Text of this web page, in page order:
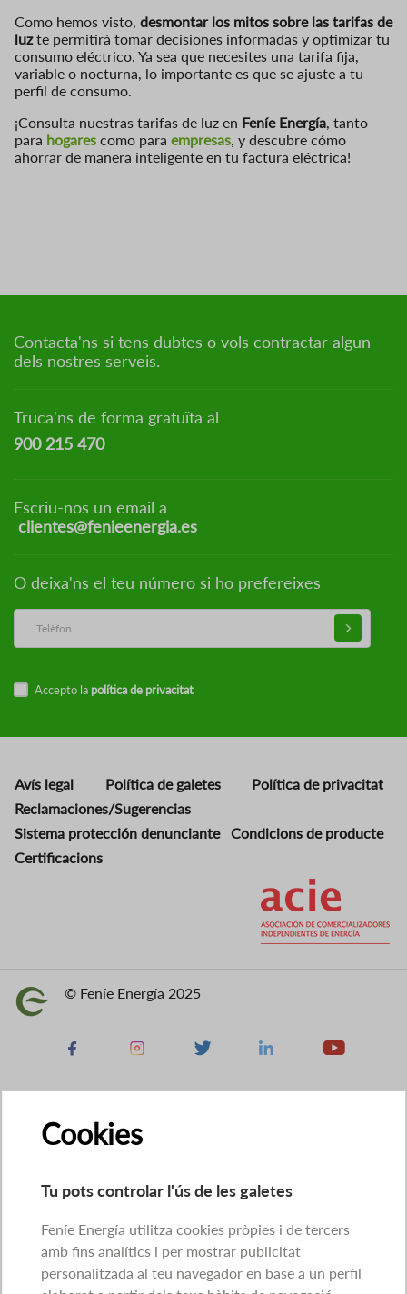
Como hemos visto, desmontar los mitos sobre las tarifas de
luzte permitirá tomar decisiones informadas y optimizar tu
consumo eléctrico. Ya sea que necesites una tarifa fija,
variable o nocturna, lo importante es que se ajuste a tu
perfil de consumo.
¡Consulta nuestras tarifas de luz en Feníe Energía, tanto
para hogares como para empresas, y descubre cómo
ahorrar de manera inteligente en tu factura eléctrica!
Contacta'ns si tens dubtes o vols contractar algun
dels nostres serveis.
Truca'ns de forma gratuïta al
900 215 470
Escriu-nos un email a
clientes@fenieenergia.es
O deixa'ns el teu número si ho prefereixes
Accepto la política de privacitat
Avís legal Política de galetes
Política de privacitat
Reclamaciones/Sugerencias
Sistema protección denunciante
Condicions de producte
Certificacions
Imatge © Feníe Energía 2025
Facebook Instagram X Linkedin Youtube
Cookies
Tu pots controlar l'ús de les galetes
Feníe Energía utilitza cookies pròpies i de tercers
amb fins analítics i per mostrar publicitat
personalitzada al teu navegador en base a un perfil